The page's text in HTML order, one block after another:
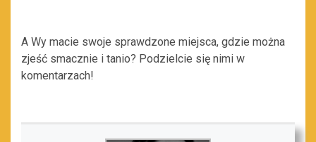
A Wy macie swoje sprawdzone miejsca, gdzie można
zjeść smacznie i tanio? Podzielcie się nimi w
komentarzach!